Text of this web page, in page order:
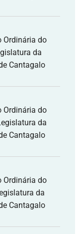
Ordinária do
da
Cantagalo
Ordinária do
da
Cantagalo
Ordinária do
da
Cantagalo